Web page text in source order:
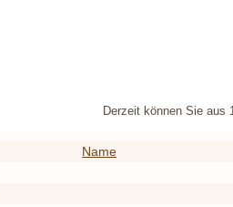
Derzeit können Sie aus
Name